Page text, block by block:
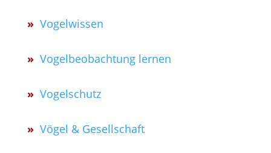
» Vogelwissen
» Vogelbeobachtung lernen
» Vogelschutz
» Vögel & Gesellschaft